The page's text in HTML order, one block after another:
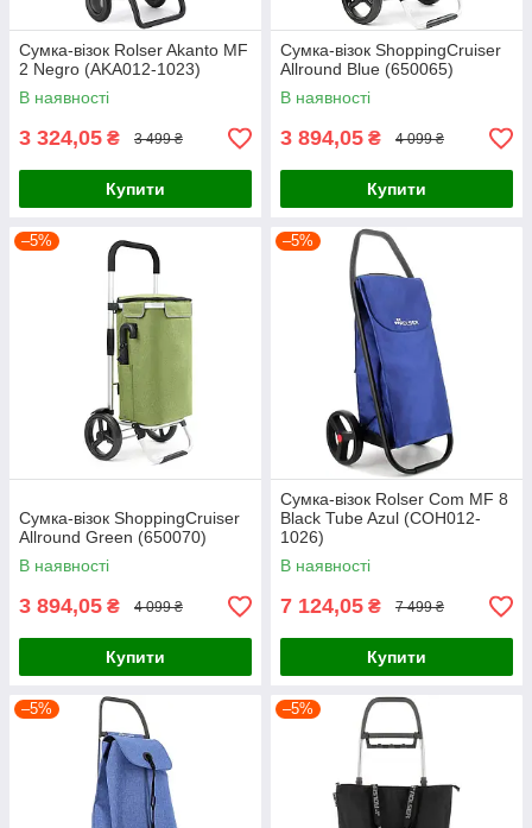
Сумка-візок Rolser Akanto MF
2 Negro (AKA012-1023)
В наявності
3 324,05 ₴ 3 499 ₴
Купити
Cумка-візок ShoppingCruiser
Allround Blue (650065)
В наявності
3 894,05 ₴ 4 099 ₴
Купити
–5%
Cумка-візок ShoppingCruiser
Allround Green (650070)
В наявності
3 894,05 ₴ 4 099 ₴
Купити
–5%
Сумка-візок Rolser Com MF 8
Black Tube Azul (COH012-
1026)
В наявності
7 124,05 ₴ 7 499 ₴
Купити
–5% –5%